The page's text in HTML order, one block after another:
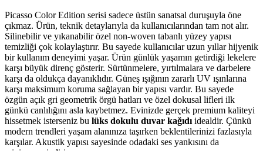
Picasso Color Edition serisi sadece üstün sanatsal duruşuyla öne
çıkmaz. Ürün, teknik detaylarıyla da kullanıcılarından tam not alır.
Silinebilir ve yıkanabilir özel non-woven tabanlı yüzey yapısı
temizliği çok kolaylaştırır. Bu sayede kullanıcılar uzun yıllar hijyenik
bir kullanım deneyimi yaşar. Ürün günlük yaşamın getirdiği lekelere
karşı büyük direnç gösterir. Sürtünmelere, yırtılmalara ve darbelere
karşı da oldukça dayanıklıdır. Güneş ışığının zararlı UV ışınlarına
karşı maksimum koruma sağlayan bir yapısı vardır. Bu sayede
özgün açık gri geometrik örgü hatları ve özel dokusal lifleri ilk
günkü canlılığını asla kaybetmez. Evinizde gerçek premium kaliteyi
hissetmek isterseniz bu lüks dokulu duvar kağıdı idealdir. Çünkü
modern trendleri yaşam alanınıza taşırken beklentilerinizi fazlasıyla
karşılar. Akustik yapısı sayesinde odadaki ses yankısını da